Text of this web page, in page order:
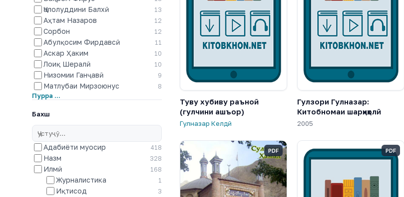
Ҷалолуддини Балхӣ 13
Аҳтам Назаров 12
Сорбон 12
Абулқосим Фирдавсӣ 11
Аскар Ҳаким 10
Лоиқ Шералӣ 10
Низомии Ганҷавӣ 9
Матлубаи Мирзоюнус 8
Пурра …
Бахш
Адабиёти муосир 418
Назм 328
Илмӣ 168
Журналистика 1
Иқтисод 3
Туву хубиву раъноӣ
(гулчини ашъор)
Гулназар Келдӣ
Гулзори Гулназар:
Китобномаи шарҳиҳолӣ
2005
PDF PDF